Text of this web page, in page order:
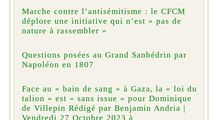
Marche contre l’antisémitisme : le CFCM
déplore une initiative qui n’est « pas de
nature à rassembler »
Questions posées au Grand Sanhédrin par
Napoléon en 1807
Face au « bain de sang » à Gaza, la « loi du
talion » est « sans issue » pour Dominique
de Villepin Rédigé par Benjamin Andria |
Vendredi 27 Octobre 2023 à